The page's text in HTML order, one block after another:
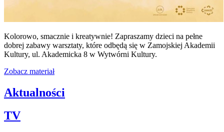
Kolorowo, smacznie i kreatywnie! Zapraszamy dzieci na pełne
dobrej zabawy warsztaty, które odbędą się w Zamojskiej Akademii
Kultury, ul. Akademicka 8 w Wytwórni Kultury.
Zobacz materiał
Aktualności
TV